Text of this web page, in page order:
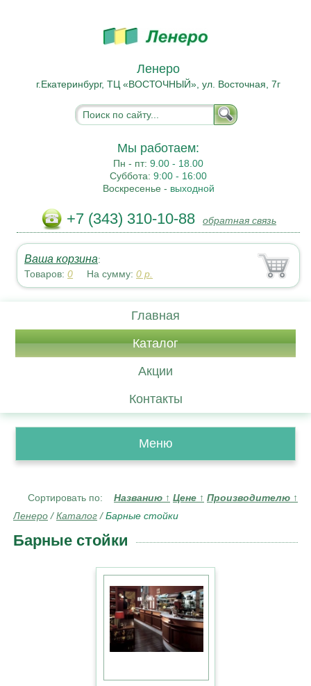
Ленеро
г.Екатеринбург, ТЦ «ВОСТОЧНЫЙ», ул. Восточная, 7г
Мы работаем:
Пн - пт:9.00 - 18.00
Суббота:9:00 - 16:00
Воскресенье - выходной
+7 (343) 310-10-88 обратная связь
Ваша корзина:
Товаров:0 На сумму:0 р.
Главная
Каталог
Акции
Контакты
Меню
Сортировать по: Названию ↑ Цене ↑ Производителю ↑
Ленеро /Каталог /Барные стойки
Барные стойки